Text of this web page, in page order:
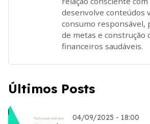
desenvolve conteúdos
consumo responsável,
de metas e construção
financeiros saudáveis.
Últimos Posts
04/09/2025 - 18:00